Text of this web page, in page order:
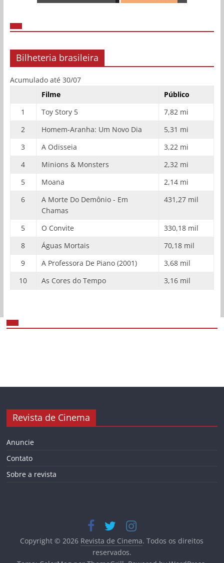
Bilheteria brasileira
Acumulado até 30/07
Filme
Público
1
Toy Story 5
7,82 mi
2
Homem-Aranha: Um Novo Dia
5,31 mi
3
A Odisseia
3,22 mi
4
Minions & Monsters
2,32 mi
5
Moana
2,14 mi
6
A Morte Do Demônio - Em
Chamas
431,27 mil
5 O Convite
330,18 mil
8
Águas Mortais
70,18 mil
9
A Professora De Piano (2001)
3,68 mil
10
As Cores do Tempo 3,16 mil
Revista de Cinema
Anuncie
Contato
Sobre a revista
Copyright © 2026 Revista de Cinema. Todos os direitos
reservados.